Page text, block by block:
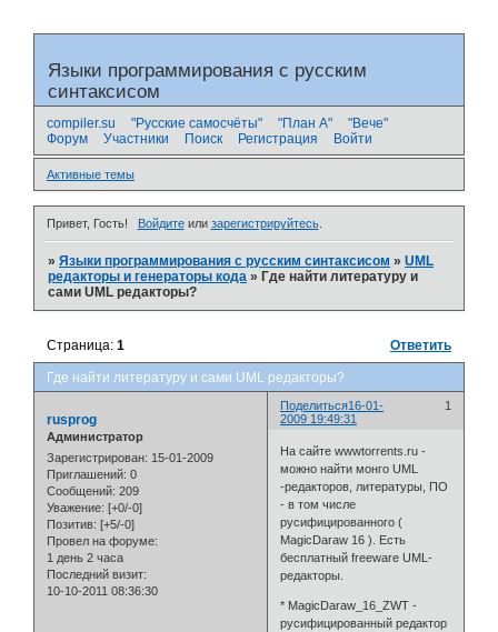
Языки программирования с русским
синтаксисом
compiler.su "Русские самосчёты" "План А"
"Вече"
Форум
Участники Поиск Регистрация Войти
Активные темы
Привет, Гость! Войдитеили зарегистрируйтесь.
»Языки программирования с русским синтаксисом »UML
редакторы и генераторы кода »Где найти литературу и
сами UML редакторы?
Где найти литературу и сами UML редакторы?
Страница:1 Ответить
Поделиться 1
16-01-
2009 19:49:31
rusprog
Администратор
Зарегистрирован: 15-01-2009
Приглашений: 0
Сообщений: 209
Уважение: [+0/-0]
Позитив: [+5/-0]
Провел на форуме:
1 день 2 часа
Последний визит:
10-10-2011 08:36:30
На сайте wwwtorrents.ru -
можно найти монго UML
-редакторов, литературы, ПО
- в том числе
русифицированного (
MagicDaraw 16 ). Есть
бесплатный freeware UML-
редакторы.
* MagicDaraw_16_ZWT -
русифицированный редактор